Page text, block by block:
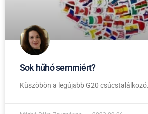
Sok hűhó semmiért?
Küszöbön a legújabb G20 csúcstalálkozó.